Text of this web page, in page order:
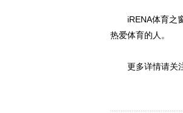
iRENA体育之窗
热爱体育的人。
更多详情请关注